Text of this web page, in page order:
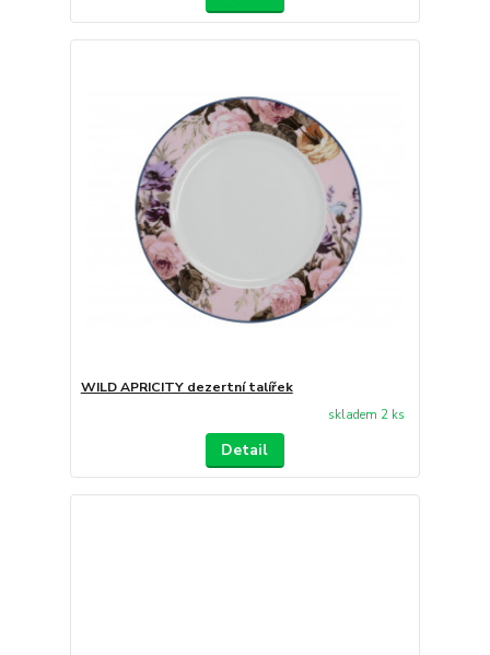
WILD APRICITY dezertní talířek
skladem 2 ks
Detail